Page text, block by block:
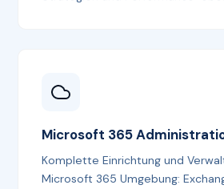
Microsoft 365
Komplette Einrichtung und
Microsoft 365 Umgebung: